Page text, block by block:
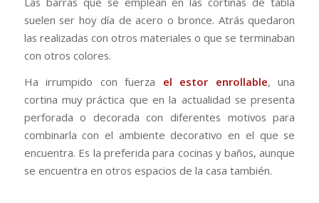
suelen ser hoy día de acero o bronce. Atrás quedaron
las realizadas con otros materiales o que se terminaban
con otros colores.
Ha irrumpido con fuerza el estor enrollable, una
cortina muy práctica que en la actualidad se presenta
perforada o decorada con diferentes motivos para
combinarla con el ambiente decorativo en el que se
encuentra. Es la preferida para cocinas y baños, aunque
se encuentra en otros espacios de la casa también.